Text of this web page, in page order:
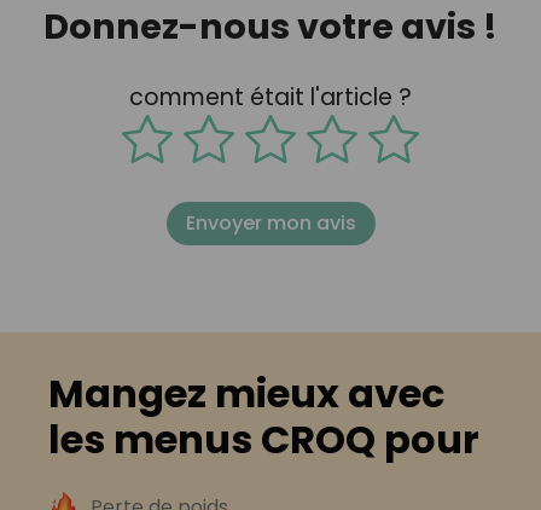
Donnez-nous votre avis !
comment était l'article ?
Envoyer mon avis
Mangez mieux avec
les menus CROQ pour